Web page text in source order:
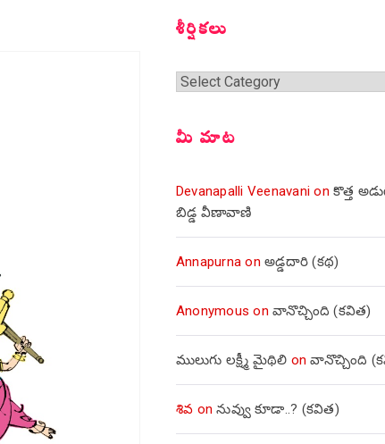
శీర్షికలు
శీర్షికలు
మీ మాట
Devanapalli Veenavani onకొత్త
బిడ్డ వీణావాణి
Annapurna onఅడ్డదారి (కథ)
Anonymous onవానొచ్చింది (కవిత)
ములుగు లక్ష్మీ మైథిలి onవానొచ్చింది
శివ onనువ్వు కూడా..? (కవిత)